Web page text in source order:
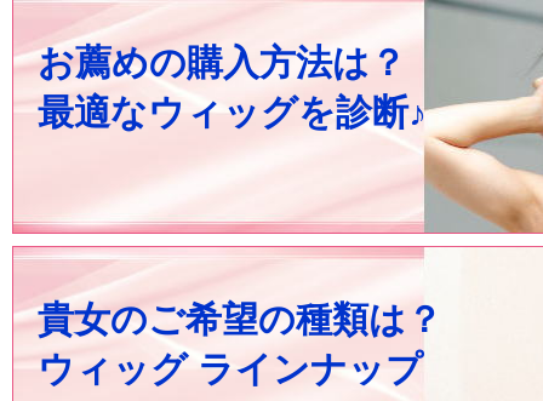
お薦めの購入方法は？
最適なウィッグを診断♪
貴女のご希望の種類は？
ウィッグ ラインナップ